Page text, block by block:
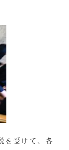
を受けて、各